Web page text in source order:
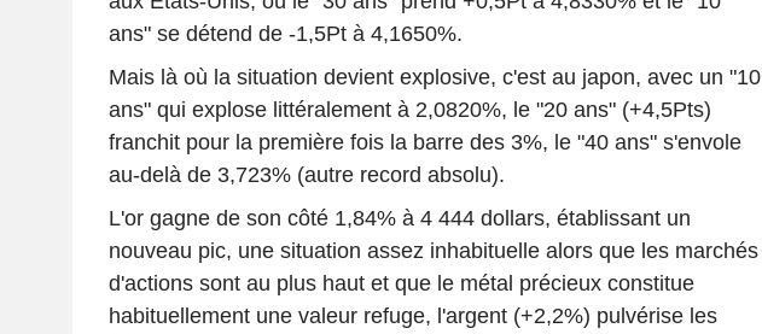
ans" se détend de -1,5Pt à 4,1650%.
Mais là où la situation devient explosive, c'est au japon, avec un "10
ans" qui explose littéralement à 2,0820%, le "20 ans" (+4,5Pts)
franchit pour la première fois la barre des 3%, le "40 ans" s'envole
au-delà de 3,723% (autre record absolu).
L'or gagne de son côté 1,84% à 4 444 dollars, établissant un
nouveau pic, une situation assez inhabituelle alors que les marchés
d'actions sont au plus haut et que le métal précieux constitue
habituellement une valeur refuge, l'argent (+2,2%) pulvérise les